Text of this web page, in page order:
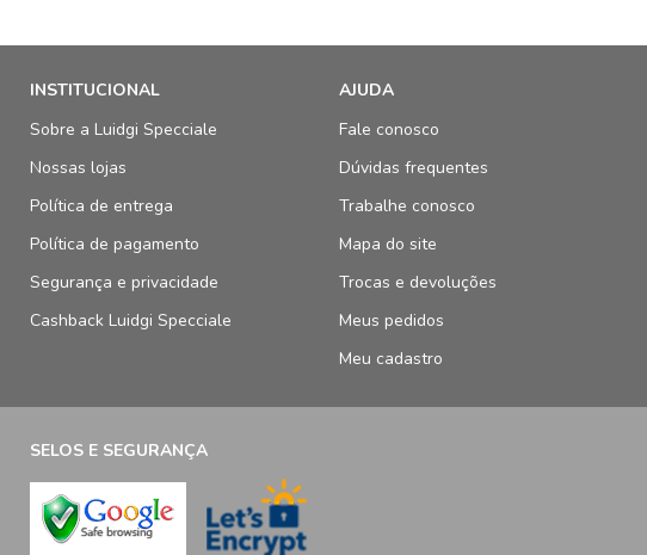
INSTITUCIONAL
Sobre a Luidgi Specciale
Nossas lojas
Política de entrega
Política de pagamento
Segurança e privacidade
Cashback Luidgi Specciale
AJUDA
Fale conosco
Dúvidas frequentes
Trabalhe conosco
Mapa do site
Trocas e devoluções
Meus pedidos
Meu cadastro
SELOS E SEGURANÇA